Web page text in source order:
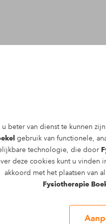
u beter van dienst te kunnen
gebruik van functionele,
technologie, die door
deze cookies kunt u vinden
akkoord met het plaatsen van
Fysiotherapie
van
en
en voel je daar
Bij Fysiotherapie